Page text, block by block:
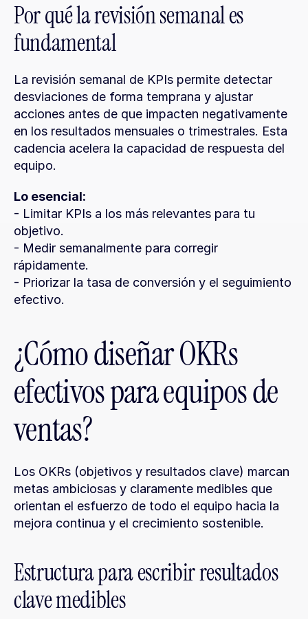
Por qué la revisión semanal es
fundamental
La revisión semanal de KPIs permite detectar
desviaciones de forma temprana y ajustar
acciones antes de que impacten negativamente
en los resultados mensuales o trimestrales. Esta
cadencia acelera la capacidad de respuesta del
equipo.
Lo esencial:
- Limitar KPIs a los más relevantes para tu
objetivo.
- Medir semanalmente para corregir
rápidamente.
- Priorizar la tasa de conversión y el seguimiento
efectivo.
¿Cómo diseñar OKRs
efectivos para equipos de
ventas?
Los OKRs (objetivos y resultados clave) marcan
metas ambiciosas y claramente medibles que
orientan el esfuerzo de todo el equipo hacia la
mejora continua y el crecimiento sostenible.
Estructura para escribir resultados
clave medibles